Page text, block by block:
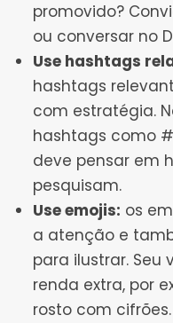
promovido?
ou conversar no
Use hashtags
hashtags
com estratégia.
hashtags como
deve pensar em
pesquisam.
Use emojis: os
a atenção e
para ilustrar. Seu
renda extra, por
rosto com